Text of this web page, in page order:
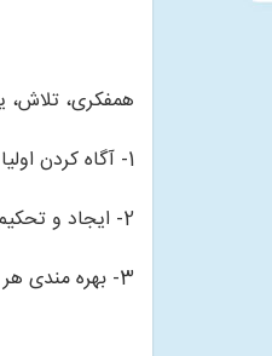
همفکری، تلاش،
1- آگاه کردن اولیا به مسائل دینی، تربیتی، اخلاقی و مشاوره با آنان در هماهنگ کردن روشهای تربیتی و آموزشی در محیط خانه و مدرسه
2- ایجاد و تحکیم پیوندهای عاطفی، اخلاقی و انسانی بین اولیا ومربیان.
3- بهره مندی هر چه بیشتر از امکانات اولیا برای تهیه، تدارک و تکمیل امکانات آموزشی- پرورشی و بهداشتی مدرسه